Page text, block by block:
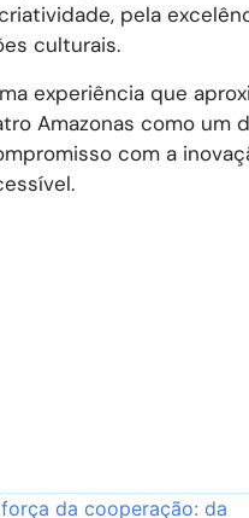
pela
culturais.
experiência que
Amazonas como um
com a